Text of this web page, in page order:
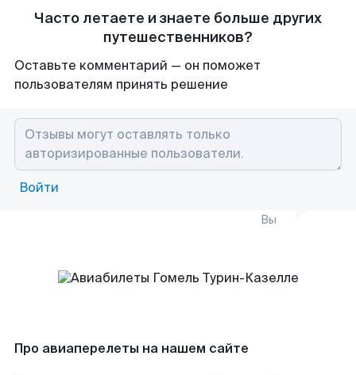
Часто летаете и знаете больше других
путешественников?
Оставьте комментарий — он поможет
пользователям принять решение
Войти
Вы
Про авиаперелеты на нашем сайте